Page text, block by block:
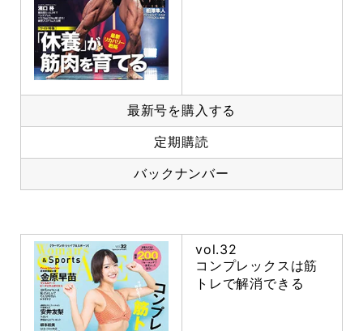
最新号を購入する
定期購読
バックナンバー
vol.32
コンプレックスは筋
トレで解消できる